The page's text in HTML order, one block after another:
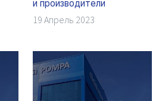
и производители
19 Апрель 2023